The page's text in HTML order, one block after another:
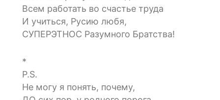
Всем работать во счастье труда
И учиться, Русию любя,
СУПЕРЭТНОС Разумного Братства!
*
P.S.
Не могу я понять, почему,